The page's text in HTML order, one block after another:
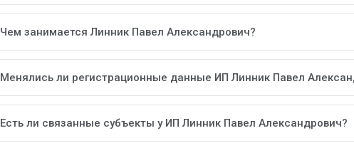
Чем занимается Линник Павел Александрович?
Менялись ли регистрационные данные ИП Линник Павел
Есть ли связанные субъекты у ИП Линник Павел Александрович?